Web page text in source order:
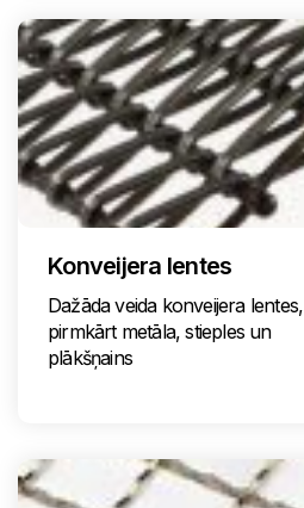
Konveijera lentes
Dažāda veida konveijera lentes,
pirmkārt metāla, stieples un
plākšņains